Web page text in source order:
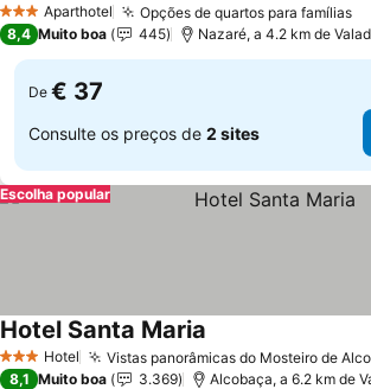
3 EstrelasAparthotel Opções de quartos para famílias
8,4 Muito boa 445 Nazaré, a 4.2 km de
De € 37
Consulte os preços de 2 sites
Escolha popular
3 EstrelasHotel Vistas panorâmicas do Mosteiro de
Hotel Santa Maria
8,1 Muito boa 3.369 Alcobaça, a 6.2 km de